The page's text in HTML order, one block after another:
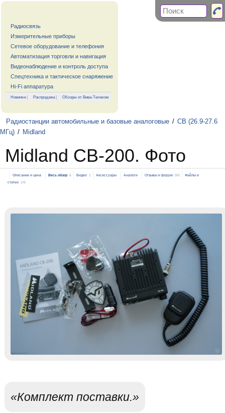
Радиосвязь
Измерительные приборы
Сетевое оборудование и телефония
Автоматизация торговли и навигация
Видеонаблюдение и контроль доступа
Спецтехника и тактическое снаряжение
Hi-Fi аппаратура
Новинки | Распродажа| Обзоры от Вива-Телеком
Радиостанции автомобильные и базовые аналоговые / CB (26.9-27.6
МГц) / Midland
Midland CB-200. Фото
Описание и цена Весь обзор 6 Видео 1 Аксессуары Аналоги Отзывы и форум 0/0
Файлы и
статьи
1/6
«Комплект поставки.»